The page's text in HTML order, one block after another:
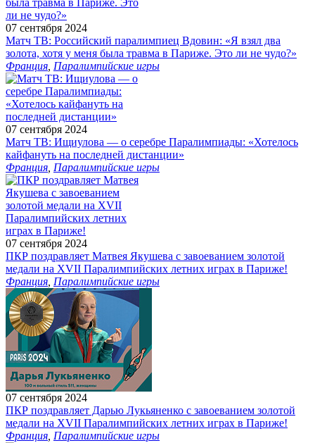
07 сентября 2024
Матч ТВ: Российский паралимпиец Вдовин: «Я взял два
золота, хотя у меня была травма в Париже. Это ли не чудо?»
Франция Паралимпийские игры
07 сентября 2024
Матч ТВ: Ищиулова — о серебре Паралимпиады: «Хотелось
кайфануть на последней дистанции»
Франция Паралимпийские игры
07 сентября 2024
ПКР поздравляет Матвея Якушева с завоеванием золотой
медали на XVII Паралимпийских летних играх в Париже!
Франция Паралимпийские игры
07 сентября 2024
ПКР поздравляет Дарью Лукьяненко с завоеванием золотой
медали на XVII Паралимпийских летних играх в Париже!
Франция Паралимпийские игры